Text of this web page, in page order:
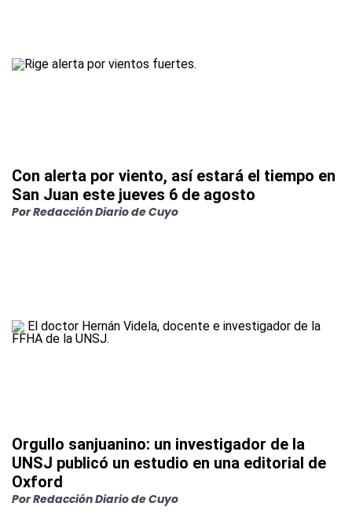
Con alerta por viento, así estará el tiempo en
San Juan este jueves 6 de agosto
PorRedacción Diario de Cuyo
Orgullo sanjuanino: un investigador de la
UNSJ publicó un estudio en una editorial de
Oxford
PorRedacción Diario de Cuyo